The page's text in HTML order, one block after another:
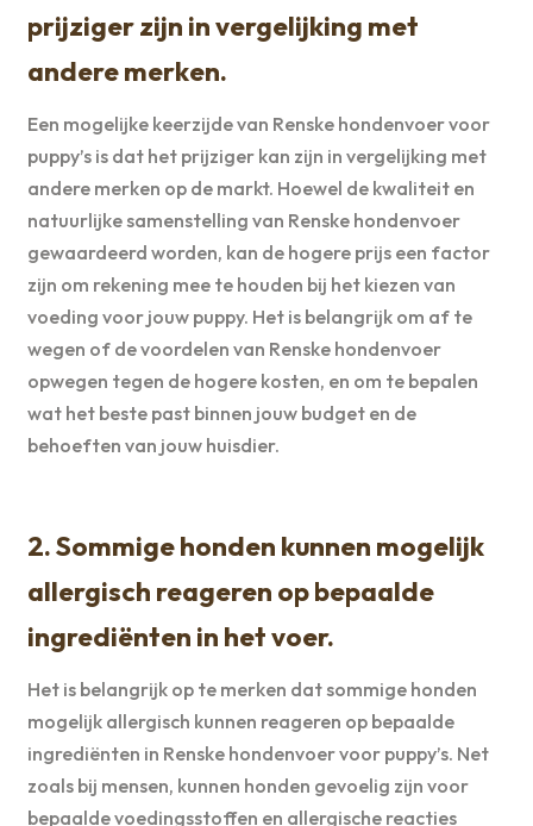
prijziger zijn in vergelijking met
andere merken.
Een mogelijke keerzijde van Renske hondenvoer voor
puppy’s is dat het prijziger kan zijn in vergelijking met
andere merken op de markt. Hoewel de kwaliteit en
natuurlijke samenstelling van Renske hondenvoer
gewaardeerd worden, kan de hogere prijs een factor
zijn om rekening mee te houden bij het kiezen van
voeding voor jouw puppy. Het is belangrijk om af te
wegen of de voordelen van Renske hondenvoer
opwegen tegen de hogere kosten, en om te bepalen
wat het beste past binnen jouw budget en de
behoeften van jouw huisdier.
2. Sommige honden kunnen mogelijk
allergisch reageren op bepaalde
ingrediënten in het voer.
Het is belangrijk op te merken dat sommige honden
mogelijk allergisch kunnen reageren op bepaalde
ingrediënten in Renske hondenvoer voor puppy’s. Net
zoals bij mensen, kunnen honden gevoelig zijn voor
bepaalde voedingsstoffen en allergische reacties